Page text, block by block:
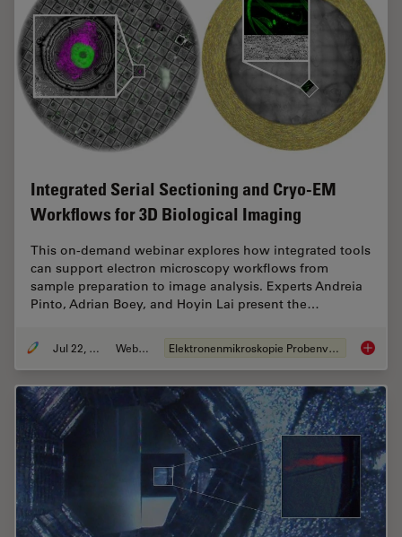
Integrated Serial Sectioning and Cryo-EM
Workflows for 3D Biological Imaging
This on-demand webinar explores how integrated tools
can support electron microscopy workflows from
sample preparation to image analysis. Experts Andreia
Pinto, Adrian Boey, and Hoyin Lai present the…
Jul 22, 2025 Webinar Elektronenmikroskopie Probenvorbereitung